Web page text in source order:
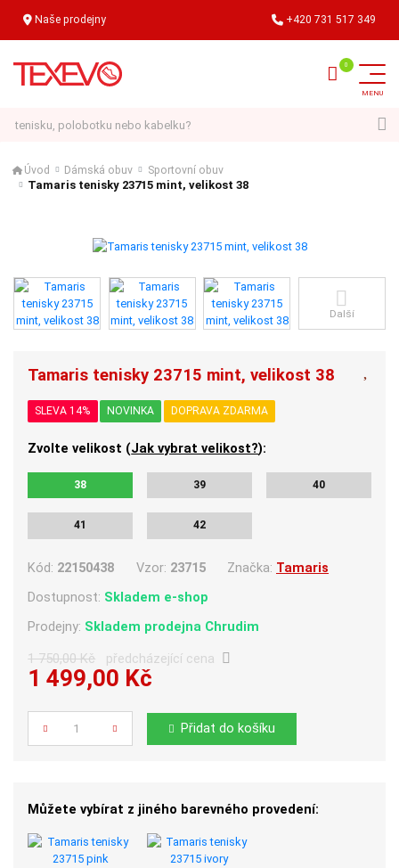
Naše prodejny +420 731 517 349
Úvod Dámská obuv Sportovní obuv
Tamaris tenisky 23715 mint, velikost 38
Další
Tamaris tenisky 23715 mint, velikost 38
SLEVA 14% NOVINKA DOPRAVA ZDARMA
Zvolte velikost (Jak vybrat velikost?):
38 39 40
41 42
Kód: 22150438 Vzor: 23715 Značka: Tamaris
Dostupnost: Skladem e-shop
Prodejny: Skladem prodejna Chrudim
1 750,00 Kč předcházející cena
1 499,00 Kč
Počet
Přidat do košíku
Můžete vybírat z jiného barevného provedení: